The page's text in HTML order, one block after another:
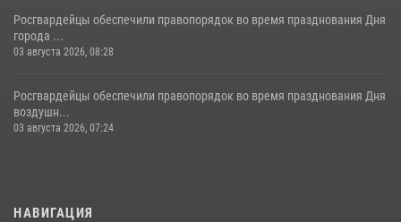
Росгвардейцы обеспечили правопорядок во время празднования Дня
города ...
03 августа 2026, 08:28
Росгвардейцы обеспечили правопорядок во время празднования Дня
воздушн...
03 августа 2026, 07:24
НАВИГАЦИЯ